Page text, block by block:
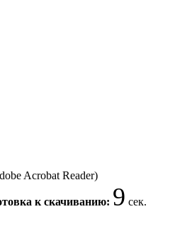
Acrobat Reader)
к скачиванию: 9 сек.